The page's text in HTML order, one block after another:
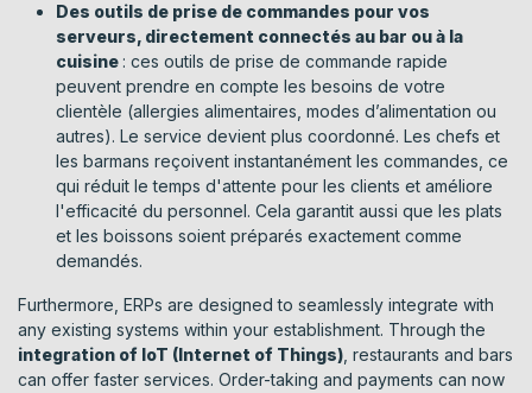
Des outils de prise de commandes pour vos
serveurs, directement connectés au bar ou à la
cuisine : ces outils de prise de commande rapide
peuvent prendre en compte les besoins de votre
clientèle (allergies alimentaires, modes d’alimentation ou
autres). Le service devient plus coordonné. Les chefs et
les barmans reçoivent instantanément les commandes, ce
qui réduit le temps d'attente pour les clients et améliore
l'efficacité du personnel. Cela garantit aussi que les plats
et les boissons soient préparés exactement comme
demandés.
Furthermore, ERPs are designed to seamlessly integrate with
any existing systems within your establishment. Through the
integration of IoT (Internet of Things) , restaurants and bars
can offer faster services. Order-taking and payments can now